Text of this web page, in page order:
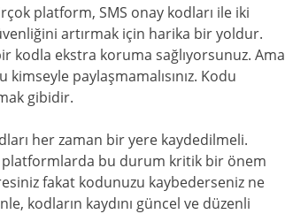
platform, SMS onay kodları ile iki
artırmak için harika bir yoldur.
kodla ekstra koruma sağlıyorsunuz. Ama
paylaşmamalısınız. Kodu
gibidir.
her zaman bir yere kaydedilmeli.
platformlarda bu durum kritik bir önem
fakat kodunuzu kaybederseniz ne
kodların kaydını güncel ve düzenli